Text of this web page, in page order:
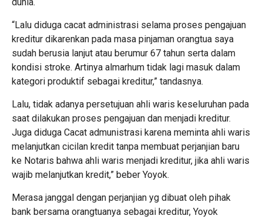
“Lalu diduga cacat administrasi selama proses pengajuan
kreditur dikarenkan pada masa pinjaman orangtua saya
sudah berusia lanjut atau berumur 67 tahun serta dalam
kondisi stroke. Artinya almarhum tidak lagi masuk dalam
kategori produktif sebagai kreditur,” tandasnya.
Lalu, tidak adanya persetujuan ahli waris keseluruhan pada
saat dilakukan proses pengajuan dan menjadi kreditur.
Juga diduga Cacat admunistrasi karena meminta ahli waris
melanjutkan cicilan kredit tanpa membuat perjanjian baru
ke Notaris bahwa ahli waris menjadi kreditur, jika ahli waris
wajib melanjutkan kredit,” beber Yoyok.
Merasa janggal dengan perjanjian yg dibuat oleh pihak
bank bersama orangtuanya sebagai kreditur, Yoyok